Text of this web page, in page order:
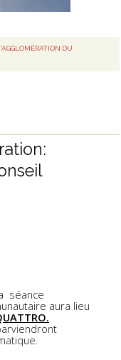
DU
séance
aura lieu